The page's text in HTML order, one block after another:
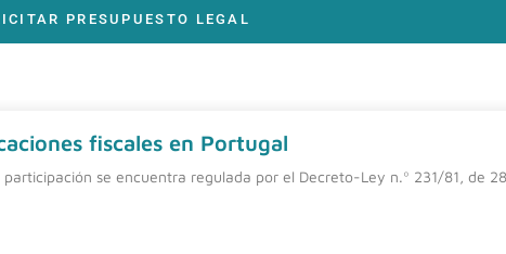
PRESUPUESTO LEGAL
fiscales en Portugal
se encuentra regulada por el Decreto-Ley n.º 231/81, de